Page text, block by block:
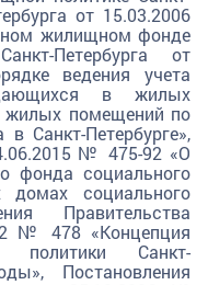
от 15.03.2006
жилищном фонде
Петербурга от
ведения учета
в жилых
жилых помещений по
Санкт-Петербурге»,
№ 475-92 «О
фонда социального
социального
Правительства
№ 478 «Концепция
политики Санкт-
Постановления